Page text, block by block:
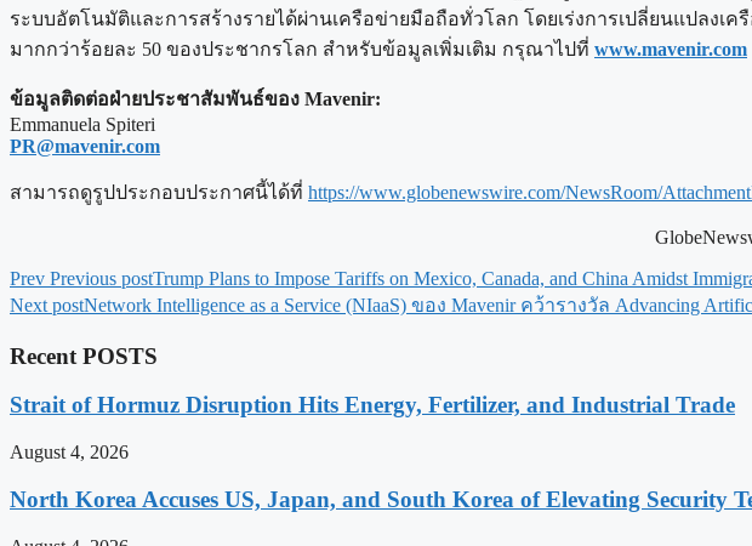
ระบบอัตโนมัติและการสร้างรายได้ผ่านเครือข่ายมือถือทั่วโลก โดยเร่งการเปลี่ยนแปลงเ
มากกว่าร้อยละ 50 ของประชากรโลก สำหรับข้อมูลเพิ่มเติม กรุณาไปที่ www.mavenir.com
ข้อมูลติดต่อฝ่ายประชาสัมพันธ์ของ Mavenir:
Emmanuela Spiteri
PR@mavenir.com
สามารถดูรูปประกอบประกาศนี้ได้ที่ https://www.globenewswire.com/NewsRoom/
Prev Previous postTrump Plans to Impose Tariffs on Mexico, Canada, and China Amidst
Next postNetwork Intelligence as a Service (NIaaS) ของ Mavenir คว้ารางวัล Advancing
Recent POSTS
Strait of Hormuz Disruption Hits Energy, Fertilizer, and Industrial Trade
August 4, 2026
North Korea Accuses US, Japan, and South Korea of Elevating Security